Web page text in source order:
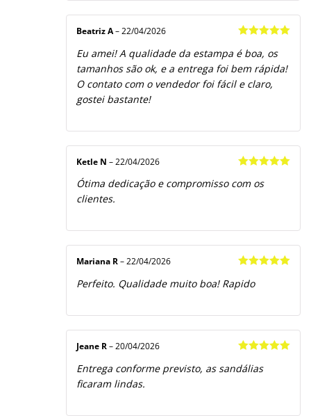
de 5
Beatriz A– 22/04/2026
Eu amei! A qualidade da estampa é boa, os
tamanhos são ok, e a entrega foi bem rápida!
O contato com o vendedor foi fácil e claro,
gostei bastante!
de 5
Ketle N – 22/04/2026
Ótima dedicação e compromisso com os
clientes.
de 5
Mariana R – 22/04/2026
Perfeito. Qualidade muito boa! Rapido
de 5
Jeane R – 20/04/2026
Entrega conforme previsto, as sandálias
ficaram lindas.